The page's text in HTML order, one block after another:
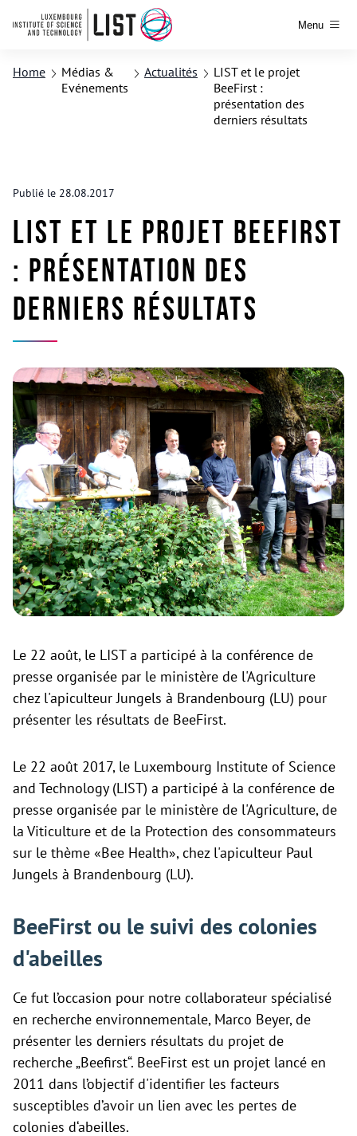
Menu
Home
Médias &
Evénements
Actualités
LIST et le projet
BeeFirst :
présentation des
derniers résultats
Publié le 28.08.2017
LIST et le projet BeeFirst
: présentation des
derniers résultats
Le 22 août, le LIST a participé à la conférence de
presse organisée par le ministère de l'Agriculture
chez l'apiculteur Jungels à Brandenbourg (LU) pour
présenter les résultats de BeeFirst.
Le 22 août 2017, le Luxembourg Institute of Science
and Technology (LIST) a participé à la conférence de
presse organisée par le ministère de l'Agriculture, de
la Viticulture et de la Protection des consommateurs
sur le thème «Bee Health», chez l'apiculteur Paul
Jungels à Brandenbourg (LU).
BeeFirst ou le suivi des colonies
d'abeilles
Ce fut l’occasion pour notre collaborateur spécialisé
en recherche environnementale, Marco Beyer, de
présenter les derniers résultats du projet de
recherche „Beefirst“. BeeFirst est un projet lancé en
2011 dans l’objectif d'identifier les facteurs
susceptibles d’avoir un lien avec les pertes de
colonies d‘abeilles.